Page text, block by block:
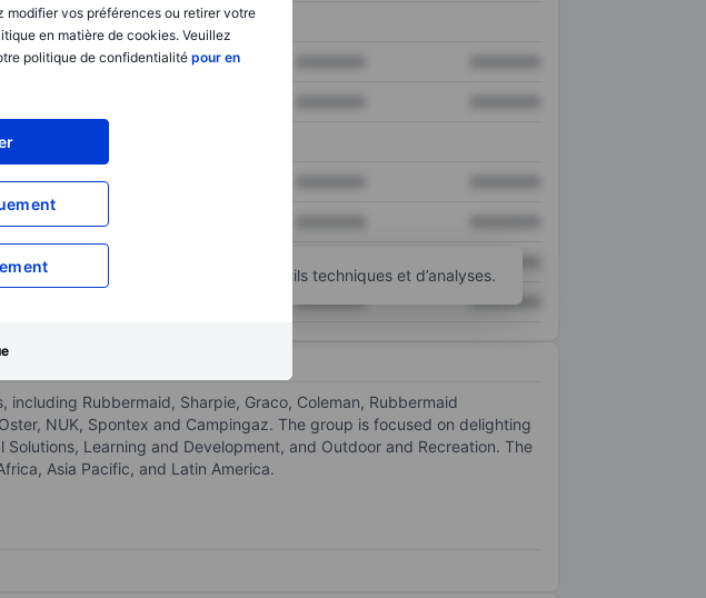
modifier vos préférences ou retirer votre
en matière de cookies. Veuillez
politique de confidentialité pour en
XXXXXXX
XXXXXXX XXXXXXX
compte pour accéder à d’autres outils techniques et d’analyses.
Rubbermaid, Sharpie, Graco, Coleman, Rubbermaid
NUK, Spontex and Campingaz. The group is focused on delighting
Learning and Development, and Outdoor and Recreation. The
Asia Pacific, and Latin America.